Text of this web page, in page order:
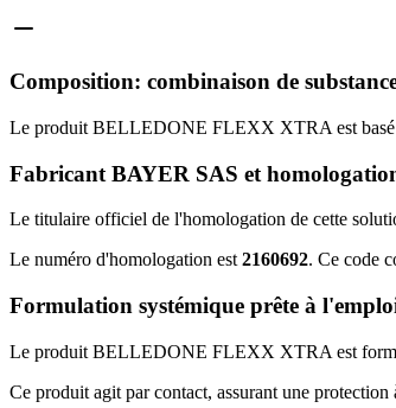
Composition: combinaison de
Le produit BELLEDONE FLEXX XTRA est basé
Fabricant BAYER SAS et
Le titulaire officiel de l'homologation de cette
Le numéro d'homologation est2160692. Ce code
Formulation systémique prête à
Le produit BELLEDONE FLEXX XTRA est
Ce produit agit par contact, assurant une protection